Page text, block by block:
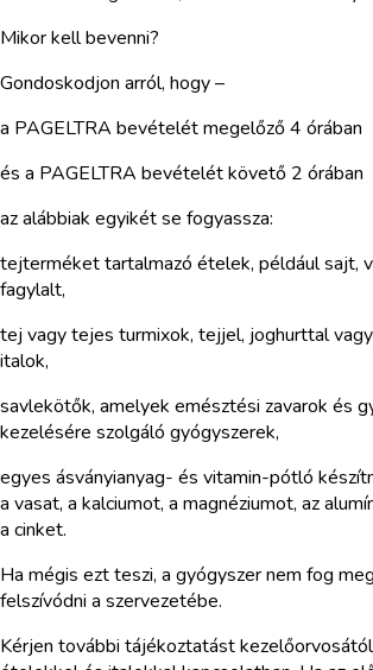
Mikor kell bevenni?
Gondoskodjon arról, hogy –
a PAGELTRA bevételét megelőző 4 órában
és a PAGELTRA bevételét követő 2 órában
az alábbiak egyikét se fogyassza:
tejterméket tartalmazó ételek, például sajt,
fagylalt,
tej vagy tejes turmixok, tejjel, joghurttal
italok,
savlekötők, amelyek emésztési zavarok és
kezelésére szolgáló gyógyszerek,
egyes ásványianyag- és vitamin-pótló
a vasat, a kalciumot, a magnéziumot, az
a cinket.
Ha mégis ezt teszi, a gyógyszer nem fog
felszívódni a szervezetébe.
Kérjen további tájékoztatást